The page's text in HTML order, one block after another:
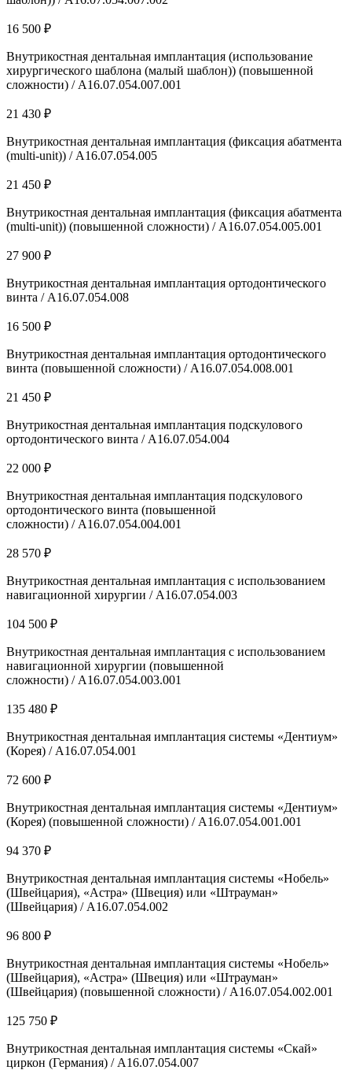
16 500 ₽
Внутрикостная дентальная имплантация (использование
хирургического шаблона (малый шаблон)) (повышенной
сложности) / А16.07.054.007.001
21 430 ₽
Внутрикостная дентальная имплантация (фиксация абатмента
(multi-unit)) / А16.07.054.005
21 450 ₽
Внутрикостная дентальная имплантация (фиксация абатмента
(multi-unit)) (повышенной сложности) / А16.07.054.005.001
27 900 ₽
Внутрикостная дентальная имплантация ортодонтического
винта / А16.07.054.008
16 500 ₽
Внутрикостная дентальная имплантация ортодонтического
винта (повышенной сложности) / А16.07.054.008.001
21 450 ₽
Внутрикостная дентальная имплантация подскулового
ортодонтического винта / А16.07.054.004
22 000 ₽
Внутрикостная дентальная имплантация подскулового
ортодонтического винта (повышенной
сложности) / А16.07.054.004.001
28 570 ₽
Внутрикостная дентальная имплантация с использованием
навигационной хирургии / А16.07.054.003
104 500 ₽
Внутрикостная дентальная имплантация с использованием
навигационной хирургии (повышенной
сложности) / А16.07.054.003.001
135 480 ₽
Внутрикостная дентальная имплантация системы «Дентиум»
(Корея) / А16.07.054.001
72 600 ₽
Внутрикостная дентальная имплантация системы «Дентиум»
(Корея) (повышенной сложности) / А16.07.054.001.001
94 370 ₽
Внутрикостная дентальная имплантация системы «Нобель»
(Швейцария), «Астра» (Швеция) или «Штрауман»
(Швейцария) / А16.07.054.002
96 800 ₽
Внутрикостная дентальная имплантация системы «Нобель»
(Швейцария), «Астра» (Швеция) или «Штрауман»
(Швейцария) (повышенной сложности) / А16.07.054.002.001
125 750 ₽
Внутрикостная дентальная имплантация системы «Скай»
циркон (Германия) / А16.07.054.007